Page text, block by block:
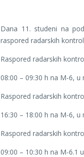
Dana 11. studeni na
raspored radarskih
Raspored radarskih
08:00 – 09:30 h na M-6, u
Raspored radarskih
16:30 – 18:00 h na M-6,
Raspored radarskih
09:00 – 10:30 h na M-6.1